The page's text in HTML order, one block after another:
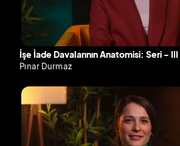
İşe İade Davalarının Anatomisi: Seri - III
Pınar Durmaz